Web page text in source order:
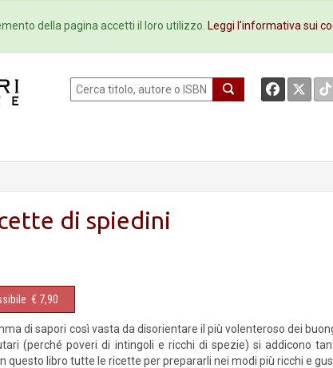
Newsletter Ebookstore Contatti
di spiedini
€ 7,90
di sapori così vasta da disorientare il più volenteroso dei
(perché poveri di intingoli e ricchi di spezie) si addicono
questo libro tutte le ricette per prepararli nei modi più ricchi e
della pagina accetti il loro utilizzo. Leggi l'informativa sui